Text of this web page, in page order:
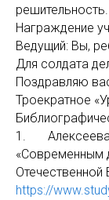
решительность.
Награждение
Ведущий: Вы,
Для солдата
Поздравляю
Троекратное
1. Алексеева
«Современным
Отечественной
https://